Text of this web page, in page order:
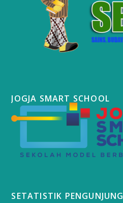
JOGJA SMART SCHOOL
SETATISTIK PENGUNJUNG